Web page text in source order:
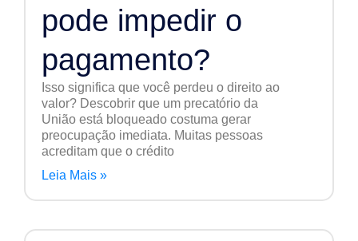
pode impedir o
pagamento?
Isso significa que você perdeu o direito ao
valor? Descobrir que um precatório da
União está bloqueado costuma gerar
preocupação imediata. Muitas pessoas
acreditam que o crédito
Leia Mais »